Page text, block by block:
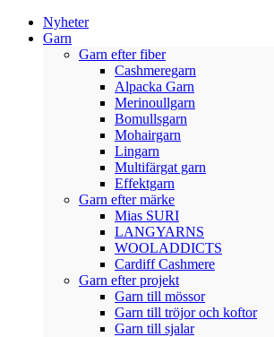
Nyheter
Garn
Garn efter fiber
Cashmeregarn
Alpacka Garn
Merinoullgarn
Bomullsgarn
Mohairgarn
Lingarn
Multifärgat garn
Effektgarn
Garn efter märke
Mias SURI
LANGYARNS
WOOLADDICTS
Cardiff Cashmere
Garn efter projekt
Garn till mössor
Garn till tröjor och koftor
Garn till sjalar